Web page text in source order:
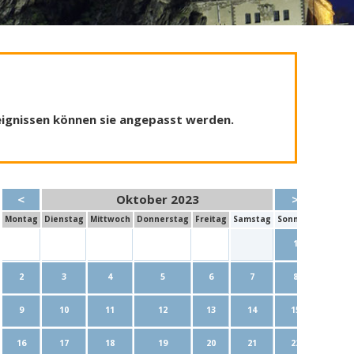
können sie angepasst werden.
< Oktober 2023 >
Montag Dienstag Mittwoch Donnerstag Freitag Samstag Sonntag
1
2 3 4 5 6 7 8
9 10 11 12 13 14 15
16 17 18 19 20 21 22